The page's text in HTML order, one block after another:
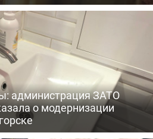
администрация ЗАТО
о модернизации